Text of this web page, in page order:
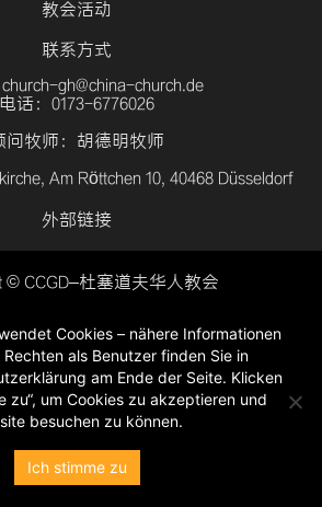
教会活动
联系方式
gh@china-church.de
电话：0173-6776026
问牧师：胡德明牧师
Am Röttchen 10, 40468 Düsseldorf
外部链接
© CCGD–杜塞道夫华人教会
隐私政策
Cookies – nähere Informationen
als Benutzer finden Sie in
am Ende der Seite. Klicken
zu“, um Cookies zu akzeptieren und
besuchen zu können.
Ich stimme zu